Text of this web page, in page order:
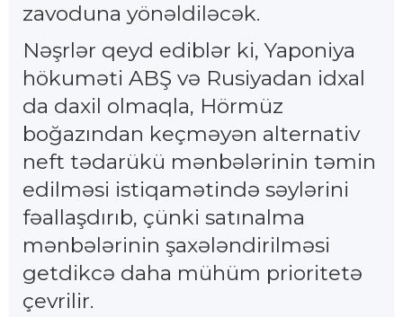
zavoduna yönəldiləcək.
Nəşrlər qeyd ediblər ki, Yaponiya
hökuməti ABŞ və Rusiyadan idxal
da daxil olmaqla, Hörmüz
boğazından keçməyən alternativ
neft tədarükü mənbələrinin təmin
edilməsi istiqamətində səylərini
fəallaşdırıb, çünki satınalma
mənbələrinin şaxələndirilməsi
getdikcə daha mühüm prioritetə
çevrilir.